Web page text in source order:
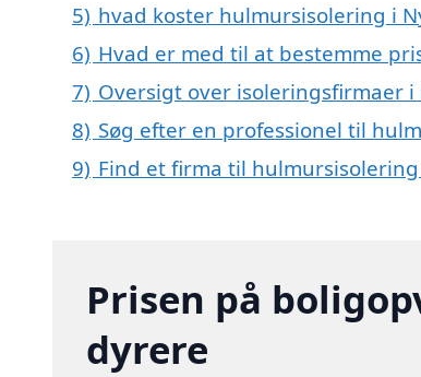
5) hvad koster hulmursisolering i
6) Hvad er med til at bestemme
7) Oversigt over isoleringsfirmaer i
8) Søg efter en professionel til
9) Find et firma til
Prisen på
dyrere